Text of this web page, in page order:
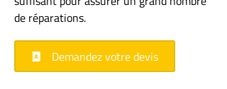
de réparations.
Demandez votre devis